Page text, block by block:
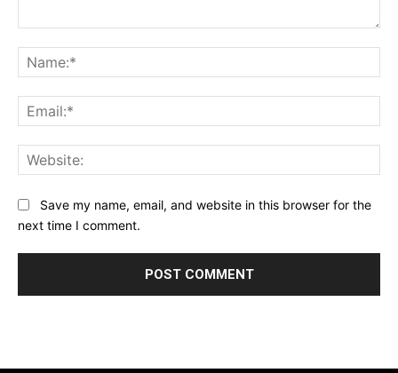
Save my name, email, and website in this browser for the
next time I comment.